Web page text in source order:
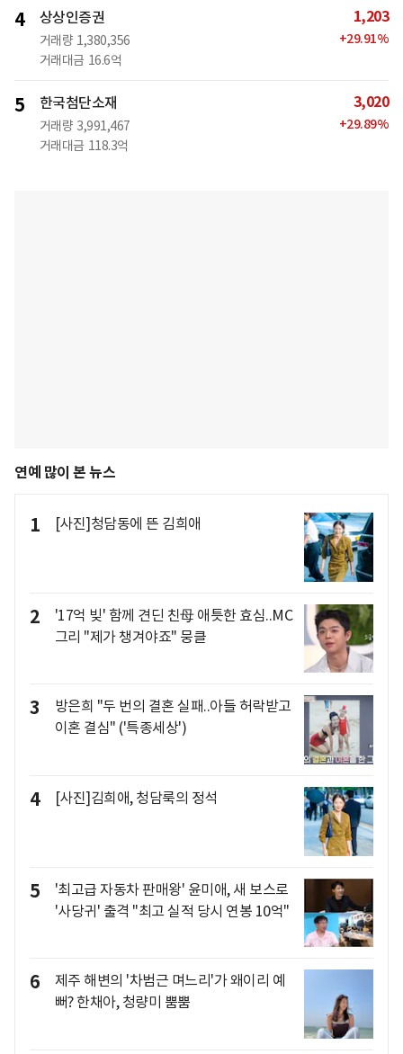
4 상상인증권
거래량 1,380,356
거래대금 16.6억
1,203
+29.91%
5 한국첨단소재
거래량 3,991,467
거래대금 118.3억
3,020
+29.89%
연예 많이 본 뉴스
1 [사진]청담동에 뜬 김희애
2
'17억 빚' 함께 견딘 친母 애틋한 효심..MC
그리 "제가 챙겨야죠" 뭉클
3
방은희 "두 번의 결혼 실패..아들 허락받고
이혼 결심" ('특종세상')
4 [사진]김희애, 청담룩의 정석
5
'최고급 자동차 판매왕' 윤미애, 새 보스로
'사당귀' 출격 "최고 실적 당시 연봉 10억"
6
제주 해변의 '차범근 며느리'가 왜이리 예
뻐? 한채아, 청량미 뿜뿜